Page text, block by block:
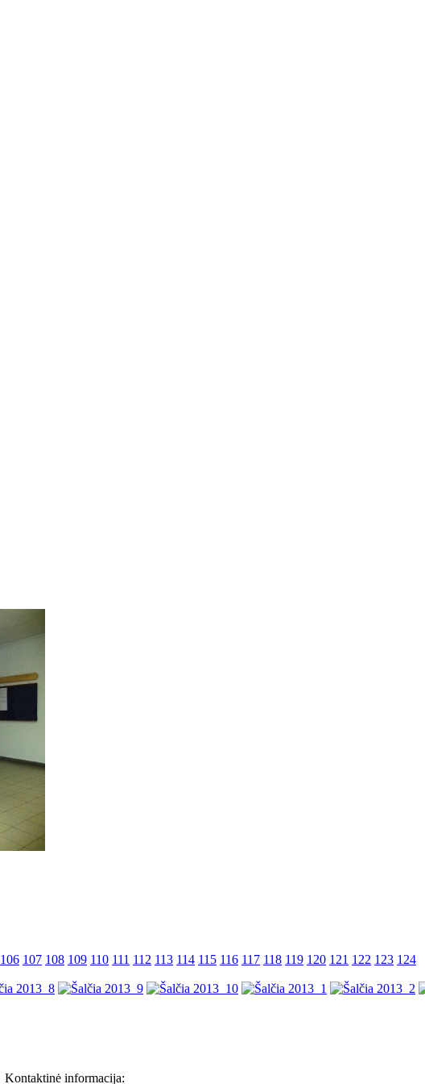
106 107 108 109 110 111 112 113 114 115 116 117 118 119 120 121 122 123 124
Kontaktinė informacija: